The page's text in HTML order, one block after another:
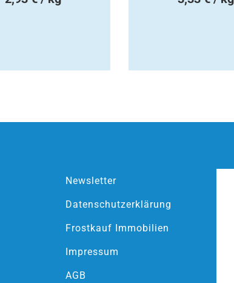
Newsletter
Datenschutzerklärung
Frostkauf Immobilien
Impressum
AGB